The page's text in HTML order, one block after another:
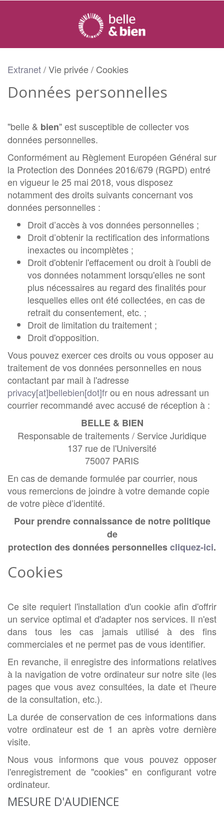
Extranet/Vie privée / Cookies
Données personnelles
"belle & bien" est susceptible de collecter vos
données personnelles.
Conformément au Règlement Européen Général sur
la Protection des Données 2016/679 (RGPD) entré
en vigueur le 25 mai 2018, vous disposez
notamment des droits suivants concernant vos
données personnelles :
Droit d’accès à vos données personnelles ;
Droit d’obtenir la rectification des informations
inexactes ou incomplètes ;
Droit d'obtenir l'effacement ou droit à l'oubli de
vos données notamment lorsqu'elles ne sont
plus nécessaires au regard des finalités pour
lesquelles elles ont été collectées, en cas de
retrait du consentement, etc. ;
Droit de limitation du traitement ;
Droit d'opposition.
Vous pouvez exercer ces droits ou vous opposer au
traitement de vos données personnelles en nous
contactant par mail à l'adresse
privacy[at]bellebien[dot]frou en nous adressant un
courrier recommandé avec accusé de réception à :
BELLE & BIEN
Responsable de traitements / Service Juridique
137 rue de l'Université
75007 PARIS
En cas de demande formulée par courrier, nous
vous remercions de joindre à votre demande copie
de votre pièce d’identité.
Pour prendre connaissance de notre politique
de
protection des données personnellescliquez-ici.
Cookies
Ce site requiert l'installation d'un cookie afin d'offrir
un service optimal et d'adapter nos services. Il n'est
dans tous les cas jamais utilisé à des fins
commerciales et ne permet pas de vous identifier.
En revanche, il enregistre des informations relatives
à la navigation de votre ordinateur sur notre site (les
pages que vous avez consultées, la date et l'heure
de la consultation, etc.).
La durée de conservation de ces informations dans
votre ordinateur est de 1 an après votre dernière
visite.
Nous vous informons que vous pouvez opposer
l'enregistrement de "cookies" en configurant votre
ordinateur.
MESURE D'AUDIENCE